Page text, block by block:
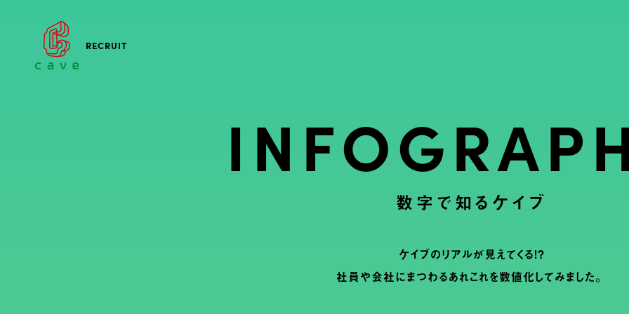
RECRUIT
数字で知るケイブ
ケイブのリアルが見えてくる！？
社員や会社にまつわるあれこれを数値化してみました。